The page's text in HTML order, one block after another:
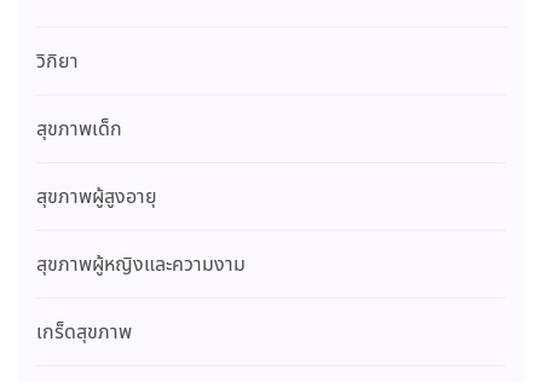
วิกิยา
สุขภาพเด็ก
สุขภาพผู้สูงอายุ
สุขภาพผู้หญิงและความงาม
เกร็ดสุขภาพ